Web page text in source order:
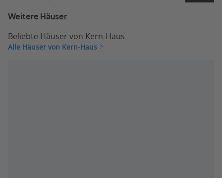
Weitere Häuser
Beliebte Häuser von Kern-Haus
Alle Häuser von Kern-Haus